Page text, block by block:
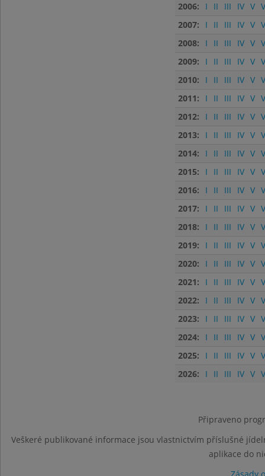
2006:
I II III IV V
2007:
I II III IV V
2008:
I II III IV V
2009:
I II III IV V
2010:
I II III IV V
2011:
I II III IV V
2012:
I II III IV V
2013:
I II III IV V
2014:
I II III IV V
2015:
I II III IV V
2016:
I II III IV V
2017:
I II III IV V
2018:
I II III IV V
2019:
I II III IV V
2020:
I II III IV V
2021:
I II III IV V
2022:
I II III IV V
2023:
I II III IV V
2024:
I II III IV V
2025:
I II III IV V
2026:
I II III IV V
Připraveno
Veškeré publikované informace jsou vlastnictvím příslušné
aplikace do